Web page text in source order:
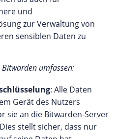
und
zur Verwaltung von
sensiblen Daten zu
umfassen:
: Alle Daten
Gerät des Nutzers
sie an die Bitwarden-Server
stellt sicher, dass nur